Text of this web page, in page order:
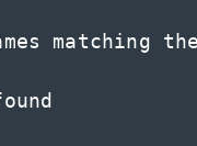
matching